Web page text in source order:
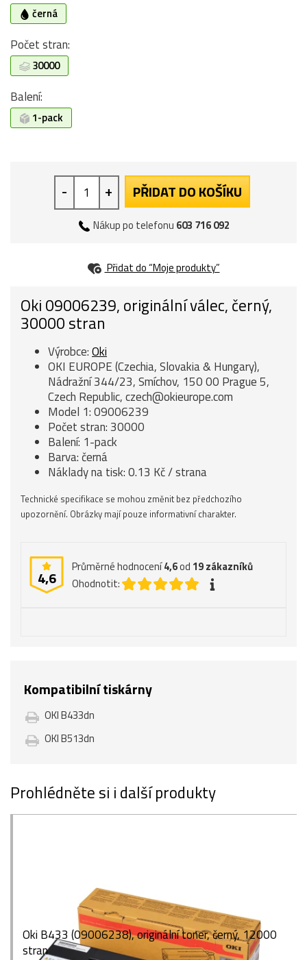
černá
Počet stran:
30000
Balení:
1-pack
- + PŘIDAT DO KOŠÍKU
Nákup po telefonu 603 716 092
Přidat do “Moje produkty”
Oki 09006239, originální válec, černý,
30000 stran
Výrobce:Oki
OKI EUROPE (Czechia, Slovakia & Hungary),
Nádražní 344/23, Smíchov, 150 00 Prague 5,
Czech Republic, czech@okieurope.com
Model 1: 09006239
Počet stran: 30000
Balení: 1-pack
Barva: černá
Náklady na tisk: 0.13 Kč / strana
Technické specifikace se mohou změnit bez předchozího
upozornění. Obrázky mají pouze informativní charakter.
4,6
Průměrné hodnocení4,6od 19zákazníků
Ohodnotit:
Kompatibilní tiskárny
OKI B433dn
OKI B513dn
Prohlédněte si i další produkty
Oki B433 (09006238), originální toner, černý, 12000
stran